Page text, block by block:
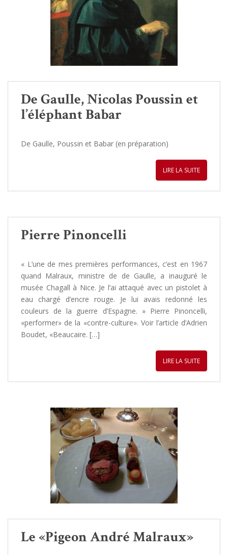
De Gaulle, Nicolas Poussin et
l’éléphant Babar
De Gaulle, Poussin et Babar (en préparation)
LIRE LA SUITE
Pierre Pinoncelli
« L’une de mes premières performances, c’est en 1967
quand Malraux, ministre de de Gaulle, a inauguré le
musée Chagall à Nice. Je l’ai attaqué avec un pistolet à
eau chargé d’encre rouge. Je lui avais redonné les
couleurs de la guerre d’Espagne. » Pierre Pinoncelli,
«performer» de la «contre-culture». Voir l’article d’Adrien
Boudet, «Beaucaire. […]
LIRE LA SUITE
Le «Pigeon André Malraux»